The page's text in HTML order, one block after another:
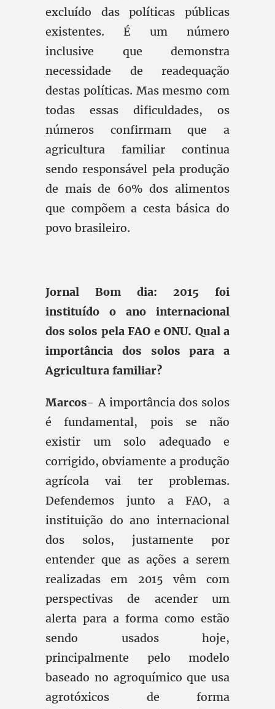
excluído das políticas públicas
existentes. É um número
inclusive que demonstra
necessidade de readequação
destas políticas. Mas mesmo com
todas essas dificuldades, os
números confirmam que a
agricultura familiar continua
sendo responsável pela produção
de mais de 60% dos alimentos
que compõem a cesta básica do
povo brasileiro.
Jornal Bom dia: 2015 foi
instituído o ano internacional
dos solos pela FAO e ONU. Qual a
importância dos solos para a
Agricultura familiar?
Marcos- A importância dos solos
é fundamental, pois se não
existir um solo adequado e
corrigido, obviamente a produção
agrícola vai ter problemas.
Defendemos junto a FAO, a
instituição do ano internacional
dos solos, justamente por
entender que as ações a serem
realizadas em 2015 vêm com
perspectivas de acender um
alerta para a forma como estão
sendo usados hoje,
principalmente pelo modelo
baseado no agroquímico que usa
agrotóxicos de forma